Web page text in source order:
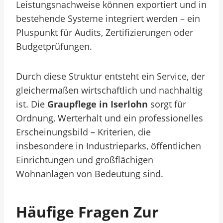
Leistungsnachweise können exportiert und in
bestehende Systeme integriert werden – ein
Pluspunkt für Audits, Zertifizierungen oder
Budgetprüfungen.
Durch diese Struktur entsteht ein Service, der
gleichermaßen wirtschaftlich und nachhaltig
ist. Die Graupflege in Iserlohn sorgt für
Ordnung, Werterhalt und ein professionelles
Erscheinungsbild – Kriterien, die
insbesondere in Industrieparks, öffentlichen
Einrichtungen und großflächigen
Wohnanlagen von Bedeutung sind.
Häufige Fragen Zur